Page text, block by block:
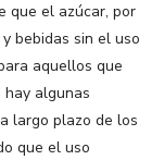
que el azúcar, por
bebidas sin el uso
aquellos que
hay algunas
largo plazo de los
que el uso